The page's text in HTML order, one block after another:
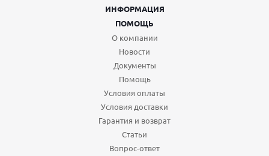
ИНФОРМАЦИЯ
ПОМОЩЬ
О компании
Новости
Документы
Помощь
Условия оплаты
Условия доставки
Гарантия и возврат
Статьи
Вопрос-ответ